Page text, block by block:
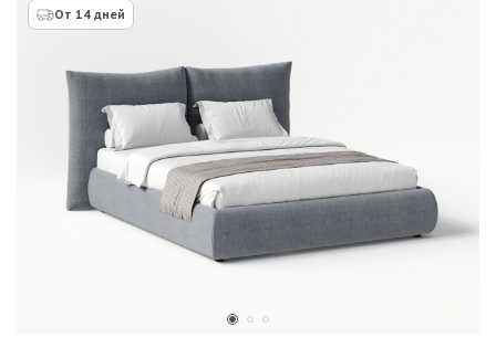
От 14 дней